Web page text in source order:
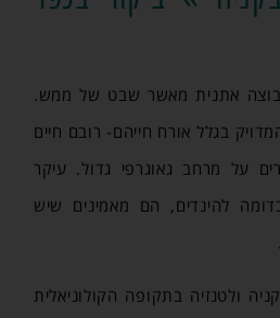
אתנית מאשר שבט של ממש.
בגלל אורח חייהם- רובם חיים
על מרחב גאוגרפי גדול. עיקר
להינדים, הם מאמינים שיש
ולטנזיה בתקופה הקולוניאלית